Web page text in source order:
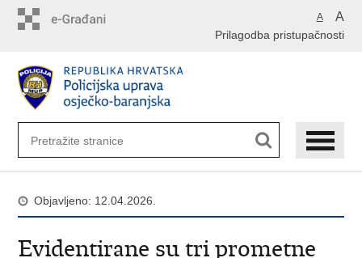
A A
Prilagodba pristupačnosti
Objavljeno: 12.04.2026.
Evidentirane su tri prometne